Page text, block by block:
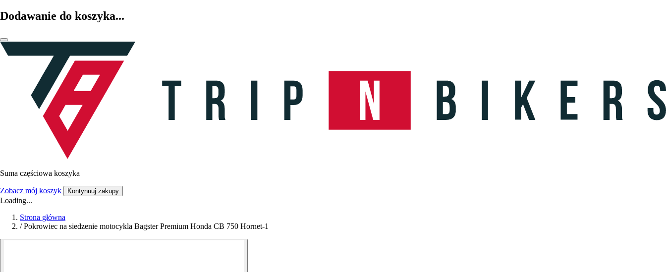
Dodawanie do koszyka...
Suma częściowa koszyka
Zobacz mój koszyk Kontynuuj zakupy
Loading...
Strona główna
/ Pokrowiec na siedzenie motocykla Bagster Premium Honda CB 750 Hornet-1